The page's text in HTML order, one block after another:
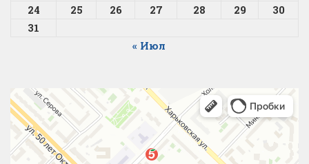
24
25 26 27 28 29
30
31
« Июл